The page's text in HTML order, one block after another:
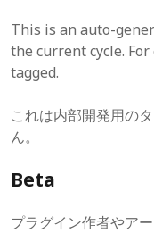
This is an auto-
the current cycle.
tagged.
これは内部開発用の
ん。
Beta
プラグイン作者やア